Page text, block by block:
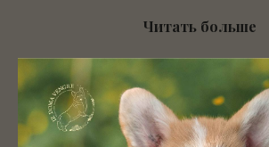
Читать больше
АЛЛЕЯ